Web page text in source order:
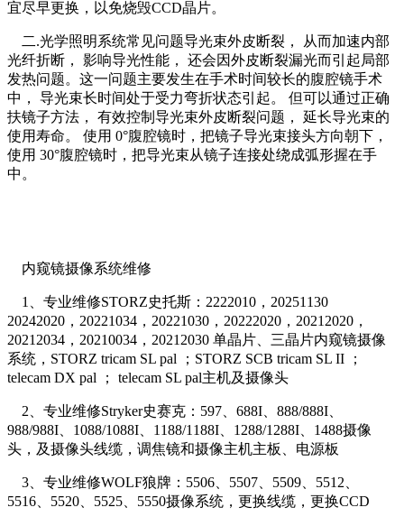
宜尽早更换，以免烧毁CCD晶片。
二.光学照明系统常见问题导光束外皮断裂， 从而加速内部
光纤折断， 影响导光性能， 还会因外皮断裂漏光而引起局部
发热问题。这一问题主要发生在手术时间较长的腹腔镜手术
中， 导光束长时间处于受力弯折状态引起。 但可以通过正确
扶镜子方法， 有效控制导光束外皮断裂问题， 延长导光束的
使用寿命。 使用 0°腹腔镜时，把镜子导光束接头方向朝下，
使用 30°腹腔镜时，把导光束从镜子连接处绕成弧形握在手
中。
内窥镜摄像系统维修
1、专业维修STORZ史托斯：2222010，20251130
20242020，20221034，20221030，20222020，20212020，
20212034，20210034，20212030 单晶片、三晶片内窥镜摄像
系统，STORZ tricam SL pal ；STORZ SCB tricam SL II ；
telecam DX pal ； telecam SL pal主机及摄像头
2、专业维修Stryker史赛克：597、688I、888/888I、
988/988I、1088/1088I、1188/1188I、1288/1288I、1488摄像
头，及摄像头线缆，调焦镜和摄像主机主板、电源板
3、专业维修WOLF狼牌：5506、5507、5509、5512、
5516、5520、5525、5550摄像系统，更换线缆，更换CCD